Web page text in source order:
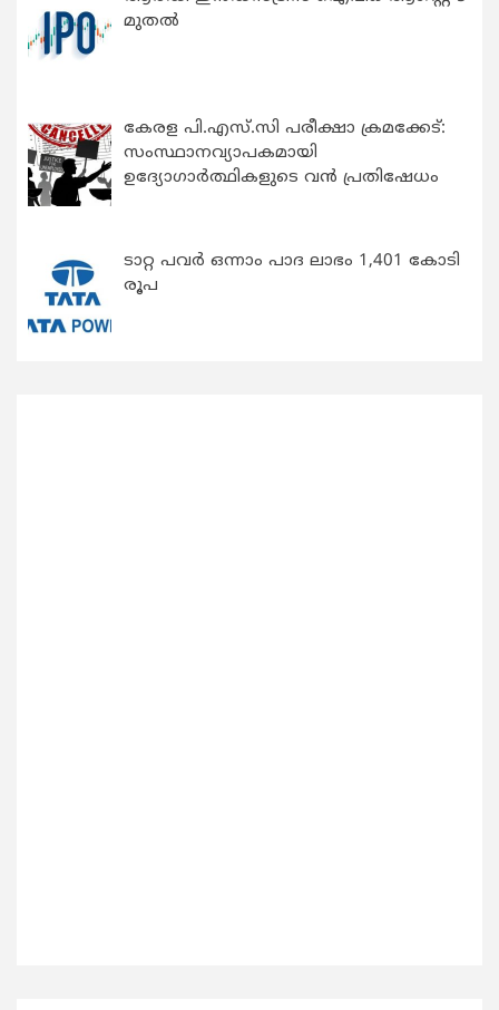
മുതൽ
കേരള പി.എസ്.സി പരീക്ഷാ ക്രമക്കേട്:
സംസ്ഥാനവ്യാപകമായി
ഉദ്യോഗാര്‍ത്ഥികളുടെ വന്‍ പ്രതിഷേധം
ടാറ്റ പവർ ഒന്നാം പാദ ലാഭം 1,401 കോടി
രൂപ